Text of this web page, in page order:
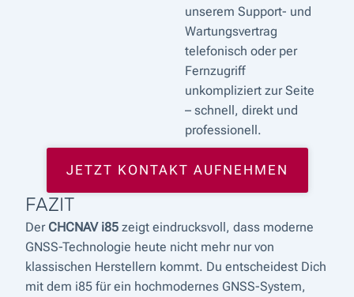
unserem Support- und
Wartungsvertrag
telefonisch oder per
Fernzugriff
unkompliziert zur Seite
– schnell, direkt und
professionell.
JETZT KONTAKT AUFNEHMEN
FAZIT
Der CHCNAV i85 zeigt eindrucksvoll, dass moderne
GNSS-Technologie heute nicht mehr nur von
klassischen Herstellern kommt. Du entscheidest Dich
mit dem i85 für ein hochmodernes GNSS-System,